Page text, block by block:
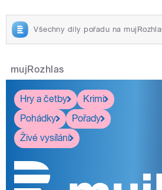
Všechny díly pořadu na
mujRozhlas
Hry a četby
Krimi
Pohádky
Pořady
Živé vysílání